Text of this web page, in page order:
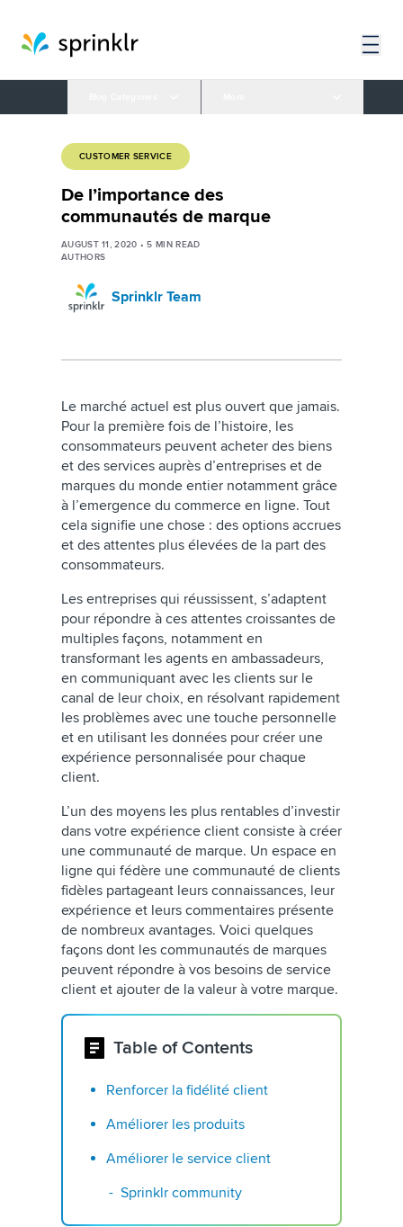
CUSTOMER SERVICE
De l’importance des
communautés de marque
AUGUST 11, 2020 •5 MIN READ
AUTHORS
Sprinklr Team
Le marché actuel est plus ouvert que jamais.
Pour la première fois de l’histoire, les
consommateurs peuvent acheter des biens
et des services auprès d’entreprises et de
marques du monde entier notamment grâce
à l’emergence du commerce en ligne. Tout
cela signifie une chose : des options accrues
et des attentes plus élevées de la part des
consommateurs.
Les entreprises qui réussissent, s’adaptent
pour répondre à ces attentes croissantes de
multiples façons, notamment en
transformant les agents en ambassadeurs,
en communiquant avec les clients sur le
canal de leur choix, en résolvant rapidement
les problèmes avec une touche personnelle
et en utilisant les données pour créer une
expérience personnalisée pour chaque
client.
L’un des moyens les plus rentables d’investir
dans votre expérience client consiste à créer
une communauté de marque. Un espace en
ligne qui fédère une communauté de clients
fidèles partageant leurs connaissances, leur
expérience et leurs commentaires présente
de nombreux avantages. Voici quelques
façons dont les communautés de marques
peuvent répondre à vos besoins de service
client et ajouter de la valeur à votre marque.
Table of Contents
Renforcer la fidélité client
Améliorer les produits
Améliorer le service client
Sprinklr community